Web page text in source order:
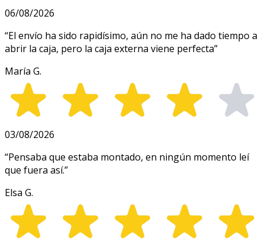
06/08/2026
“El envío ha sido rapidísimo, aún no me ha dado tiempo a
abrir la caja, pero la caja externa viene perfecta”
María G.
03/08/2026
“Pensaba que estaba montado, en ningún momento leí
que fuera así.”
Elsa G.